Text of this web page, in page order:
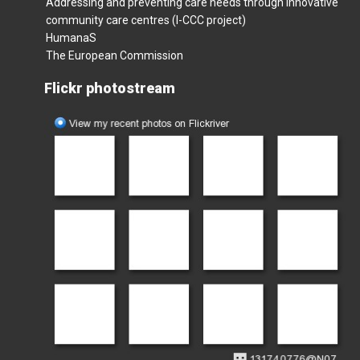
community care centres (I-CCC project)
HumanaS
The European Commission
Flickr photostream